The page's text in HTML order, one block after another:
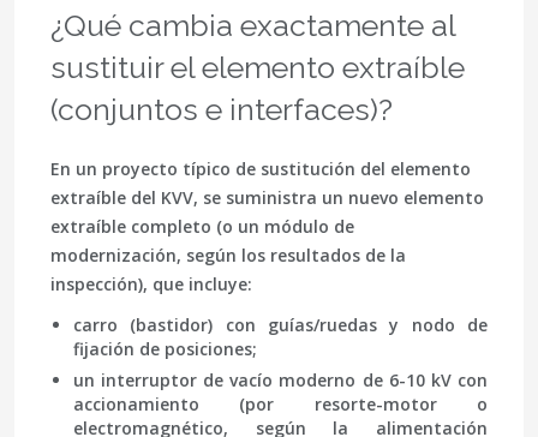
¿Qué cambia exactamente al
sustituir el elemento extraíble
(conjuntos e interfaces)?
En un proyecto típico de sustitución del elemento
extraíble del KVV, se suministra un nuevo elemento
extraíble completo (o un módulo de
modernización, según los resultados de la
inspección), que incluye:
carro (bastidor) con guías/ruedas y nodo de
fijación de posiciones;
un interruptor de vacío moderno de 6-10 kVcon
accionamiento (por resorte-motor o
electromagnético, según la alimentación